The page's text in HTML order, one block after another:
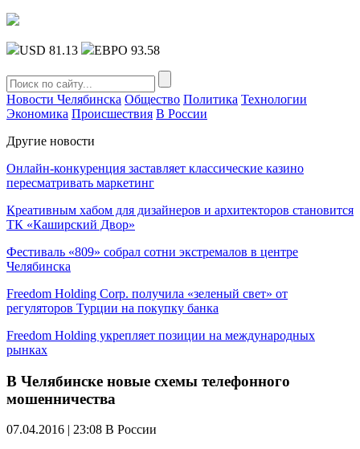
USD 81.13 ЕВРО 93.58
Новости Челябинска Общество Политика Технологии
Экономика Происшествия В России
Другие новости
Онлайн-конкуренция заставляет классические казино
пересматривать маркетинг
Креативным хабом для дизайнеров и архитекторов становится
ТК «Каширский Двор»
Фестиваль «809» собрал сотни экстремалов в центре
Челябинска
Freedom Holding Corp. получила «зеленый свет» от
регуляторов Турции на покупку банка
Freedom Holding укрепляет позиции на международных
рынках
В Челябинске новые схемы телефонного
мошенничества
07.04.2016 | 23:08 В России